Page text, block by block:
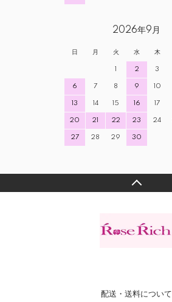
2026年9月
日 月 火 水 木
1 2 3
6 7 8 9 10
13 14 15 16 17
20 21 22 23 24
27 28 29 30
配送・送料について